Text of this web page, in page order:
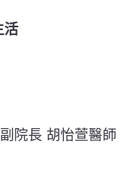
活
院長 胡怡萱醫師